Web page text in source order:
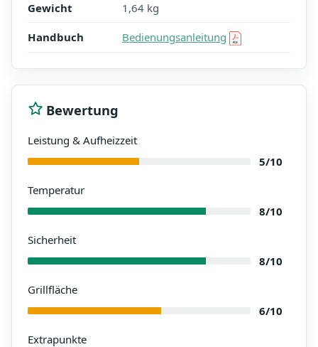
Gewicht 1,64 kg
Handbuch Bedienungsanleitung
Bewertung
Leistung & Aufheizzeit
5/10
Temperatur
8/10
Sicherheit
8/10
Grillfläche
6/10
Extrapunkte